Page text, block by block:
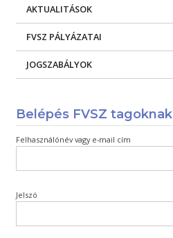
AKTUALITÁSOK
FVSZ PÁLYÁZATAI
JOGSZABÁLYOK
Belépés FVSZ tagoknak
Felhasználónév vagy e-mail cím
Jelszó